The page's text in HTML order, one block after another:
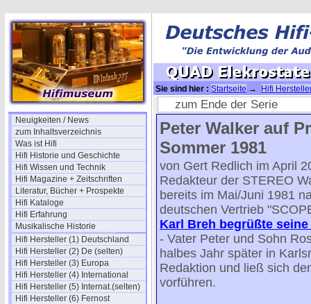
Neuigkeiten / News
zum Inhaltsverzeichnis
Was ist Hifi
Hifi Historie und Geschichte
Hifi Wissen und Technik
Hifi Magazine + Zeitschriften
Literatur, Bücher + Prospekte
Hifi Kataloge
Hifi Erfahrung
Musikalische Historie
Hifi Hersteller (1) Deutschland
Hifi Hersteller (2) De (selten)
Hifi Hersteller (3) Europa
Hifi Hersteller (4) International
Hifi Hersteller (5) Internat.(selten)
Hifi Hersteller (6) Fernost
Sie sind hier : Startseite →
Hifi
ESL 63 (1981)
zum Ende der Serie
Peter Walker auf
Sommer 1981
von Gert Redlich im April
Redakteur der STEREO
bereits im Mai/Juni 1981
deutschen Vertrieb
Karl Breh begrüßte
- Vater Peter und Sohn
halbes Jahr später in
Redaktion und ließ sich
vorführen.